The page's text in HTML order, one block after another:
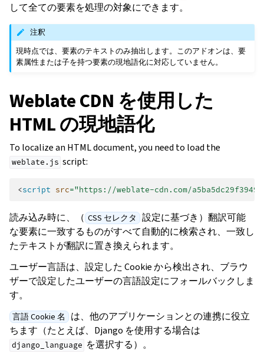
して全ての要素を処理の対象にできます。
注釈
現時点では、要素のテキストのみ抽出します。このアドオンは、要
素属性または子を持つ要素の現地語化に対応していません。
Weblate CDN を使用した
HTML の現地語化
To localize an HTML document, you need to load the
weblate.js script:
<script src="https://weblate-cdn.com/
読み込み時に、（ CSS セレクタ 設定に基づき）翻訳可能
な要素に一致するものがすべて自動的に検索され、一致し
たテキストが翻訳に置き換えられます。
ユーザー言語は、設定した Cookie から検出され、ブラウ
ザーで設定したユーザーの言語設定にフォールバックしま
す。
言語 Cookie 名 は、他のアプリケーションとの連携に役立
ちます（たとえば、Django を使用する場合は
django_language を選択する）。